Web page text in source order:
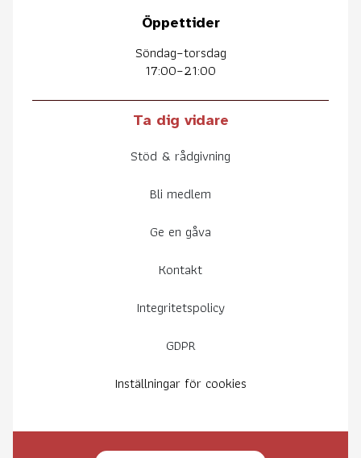
Öppettider
Söndag–torsdag
17:00–21:00
Ta dig vidare
Stöd & rådgivning
Bli medlem
Ge en gåva
Kontakt
Integritetspolicy
GDPR
Inställningar för cookies